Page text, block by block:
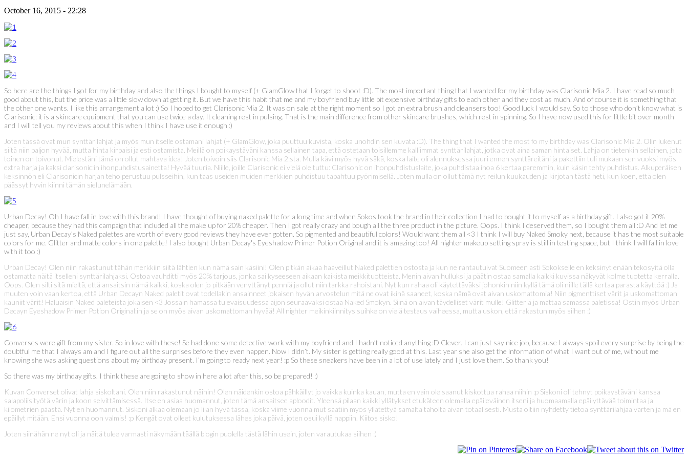
October 16, 2015 - 22:28
So here are the things I got for my birthday and also the things I bought to myself (+ GlamGlow that I forget to shoot :D). The most important thing that I wanted for my birthday was Clarisonic Mia 2. I have read so much
good about this, but the price was a little slow down at getting it. But we have this habit that me and my boyfriend buy little bit expensive birthday gifts to each other and they cost as much. And of course it is something that
the other one wants. I like this arrangement a lot :) So I hoped to get Clarisonic Mia 2. It was on sale at the right moment so I got an extra brush and cleansers too! Good luck I would say. So to those who don’t know what is
Clarisonic: it is a skincare equipment that you can use twice a day. It cleaning rest in pulsing. That is the main difference from other skincare brushes, which rest in spinning. So I have now used this for little bit over month
and I will tell you my reviews about this when I think I have use it enough :)
Joten tässä ovat mun synttärilahjat ja myös mun itselle ostamani lahjat (+ GlamGlow, joka puuttuu kuvista, koska unohdin sen kuvata :D). The thing that I wanted the most fo my birthday was Clarisonic Mia 2. Olin lukenut
siitä niin paljon hyvää, mutta hinta kirpaisi ja esti ostamista. Meillä on poikaystäväni kanssa sellainen tapa, että ostetaan toisillemme kalliimmat synttärilahjat, jotka ovat aina saman hintaiset. Lahja on tietenkin sellainen, jota
toinen on toivonut. Mielestäni tämä on ollut mahtava idea! Joten toivoin siis Clarisonic Mia 2:sta. Mulla kävi myös hyvä säkä, koska laite oli alennuksessa juuri ennen synttäreitäni ja pakettiin tuli mukaan sen vuoksi myös
extra harja ja kaksi clarisonic:in ihonpuhdistusainetta! Hyvää tuuria. Niille, joille Clarisonic ei vielä ole tuttu: Clarisonic on ihonpuhdistuslaite, joka puhdistaa ihoa 6 kertaa paremmin, kuin käsin tehty puhdistus. Alkuperäisen
keksinnön eli Clarisonicin harjan teho perustuu pulsseihin, kun taas useiden muiden merkkien puhdistuu tapahtuu pyörimisellä. Joten mulla on ollut tämä nyt reilun kuukauden ja kirjotan tästä heti, kun koen, että olen
päässyt hyvin kiinni tämän sielunelämään.
Urban Decay! Oh I have fall in love with this brand! I have thought of buying naked palette for a long time and when Sokos took the brand in their collection I had to bought it to myself as a birthday gift. I also got it 20%
cheaper, because they had this campaign that included all the make up for 20% cheaper. Then I got really crazy and bough all the three product in the picture. Oops. I think I deserved them, so I bought them all :D And let me
just say, Urban Decay’s Naked palettes are worth of every good reviews they have ever gotten. So pigmented and beautiful colors! Would want them all <3 I think I will buy Naked Smoky next, because it has the most suitable
colors for me. Glitter and matte colors in one palette! I also bought Urban Decay's Eyeshadow Primer Potion Original and it is amazing too! All nighter makeup setting spray is still in testing space, but I think I will fall in love
with it too :)
Urban Decay! Olen niin rakastunut tähän merkkiin siitä lähtien kun nämä sain käsiini! Olen pitkän aikaa haaveillut Naked palettien ostosta ja kun ne rantautuivat Suomeen asti Sokokselle en keksinyt enään tekosyitä olla
ostamatta näitä itselleni synttärilahjaksi. Ostoa vauhditti myös 20% tarjous, jonka sai kyseeseen aikaan kaikista meikkituotteista. Menin aivan hulluksi ja päätin ostaa samalla kaikki kuvissa näkyvät kolme tuotetta kerralla.
Oops. Olen silti sitä mieltä, että ansaitsin nämä kaikki, koska olen jo pitkään venyttänyt penniä ja ollut niin tarkka rahoistani. Nyt kun rahaa oli käytettäväksi johonkin niin kyllä tämä oli niille tällä kertaa parasta käyttöä :) Ja
muuten voin vaan kertoa, että Urban Decayn Naked paletit ovat todellakin ansainneet jokaisen hyvän arvostelun mitä ne ovat ikinä saaneet, koska nämä ovat aivan uskomattomia! Niin pigmenttiset värit ja uskomattoman
kauniit värit! Haluaisin Naked paleteista jokaisen <3 Jossain hamassa tulevaisuudessa aijon seuraavaksi ostaa Naked Smokyn. Siinä on aivan täydelliset värit mulle! Glitteriä ja mattaa samassa paletissa! Ostin myös Urban
Decayn Eyeshadow Primer Potion Original:in ja se on myös aivan uskomattoman hyvää! All nighter meikinkiinnitys suihke on vielä testaus vaiheessa, mutta uskon, että rakastun myös siihen :)
Converses were gift from my sister. So in love with these! Se had done some detective work with my boyfriend and I hadn’t noticed anything :D Clever. I can just say nice job, because I always spoil every surprise by being the
doubtful me that I always am and I figure out all the surprises before they even happen. Now I didn’t. My sister is getting really good at this. Last year she also get the information of what I want out of me, without me
knowing she was asking questions about my birthday present. I’m going to ready next year! :p So these sneakers have been in a lot of use lately and I just love them. So thank you!
So there was my birthday gifts. I think these are going to show in here a lot after this, so be prepared! :)
Kuvan Converset olivat lahja siskoltani. Olen niin rakastunut näihin! Olen näidenkin ostoa pähkäillyt jo vaikka kuinka kauan, mutta en vain ole saanut kiskottua rahaa niihin :p Siskoni oli tehnyt poikaystäväni kanssa
salapoliisityötä värin ja koon selvittämisessä. Itse en asiaa huomannut, joten tämä ansaitsee aploodit. Yleensä pilaan kaikki yllätykset etukäteen olemalla epäileväinen itseni ja huomaamalla epäilyttävää toimintaa ja
kilometrien päästä. Nyt en huomannut. Siskoni alkaa olemaan jo liian hyvä tässä, koska viime vuonna mut saatiin myös yllätettyä samalta taholta aivan totaalisesti. Musta oltiin nyhdetty tietoa synttärilahjaa varten ja mä en
epäillyt mitään. Ensi vuonna oon valmis! :p Kengät ovat olleet kulutuksessa lähes joka päivä, joten osui kyllä nappiin. Kiitos sisko!
Joten siinähän ne nyt oli ja näitä tulee varmasti näkymään täällä blogin puolella tästä lähin usein, joten varautukaa siihen :)